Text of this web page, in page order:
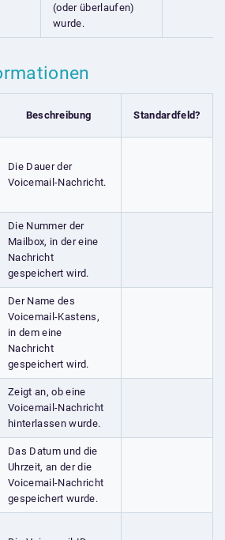
(oder überlaufen)
wurde.
Beschreibung Standardfeld?
Die Dauer der
Voicemail-Nachricht.
Die Nummer der
Mailbox, in der eine
Nachricht
gespeichert wird.
Der Name des
Voicemail-Kastens,
in dem eine
Nachricht
gespeichert wird.
Zeigt an, ob eine
Voicemail-Nachricht
hinterlassen wurde.
Das Datum und die
Uhrzeit, an der die
Voicemail-Nachricht
gespeichert wurde.